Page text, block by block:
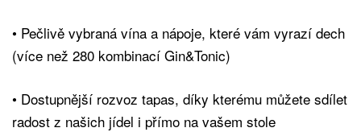
•⁠ ⁠Pečlivě vybraná vína a nápoje, které vám vyrazí dech
(více než 280 kombinací Gin&Tonic)
•⁠ Dostupnější rozvoz tapas, díky kterému můžete sdílet
radost z našich jídel i přímo na vašem stole